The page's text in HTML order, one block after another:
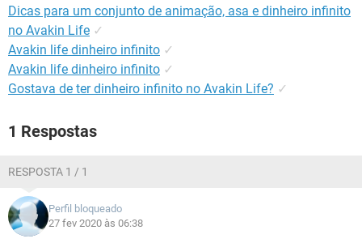
Dicas para um conjunto de animação, asa e dinheiro infinito
no Avakin Life ✓
Avakin life dinheiro infinito ✓
Avakin life dinheiro infinito ✓
Gostava de ter dinheiro infinito no Avakin Life? ✓
1 Respostas
RESPOSTA 1 / 1
Perfil bloqueado
27 fev 2020 às 06:38